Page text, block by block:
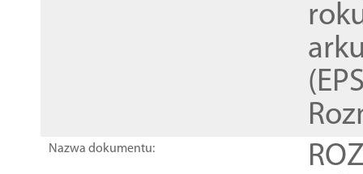
Nazwa dokumentu: